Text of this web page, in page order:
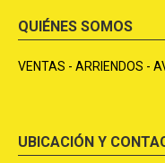
QUIÉNES SOMOS
VENTAS - ARRIENDOS -
UBICACIÓN Y